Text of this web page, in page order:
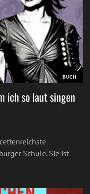
BUCH
ich so laut singen
Schule. Sie ist